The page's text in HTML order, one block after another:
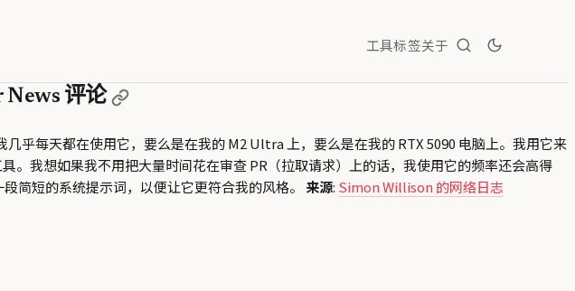
工具标签关于
评论
乎每天都在使用它，要么是在我的 M2 Ultra 上，要么是在我的 RTX 5090 电脑上。我用它来
我想如果我不用把大量时间花在审查 PR（拉取请求）上的话，我使用它的频率还会高得
短的系统提示词，以便让它更符合我的风格。 来源: Simon Willison 的网络日志